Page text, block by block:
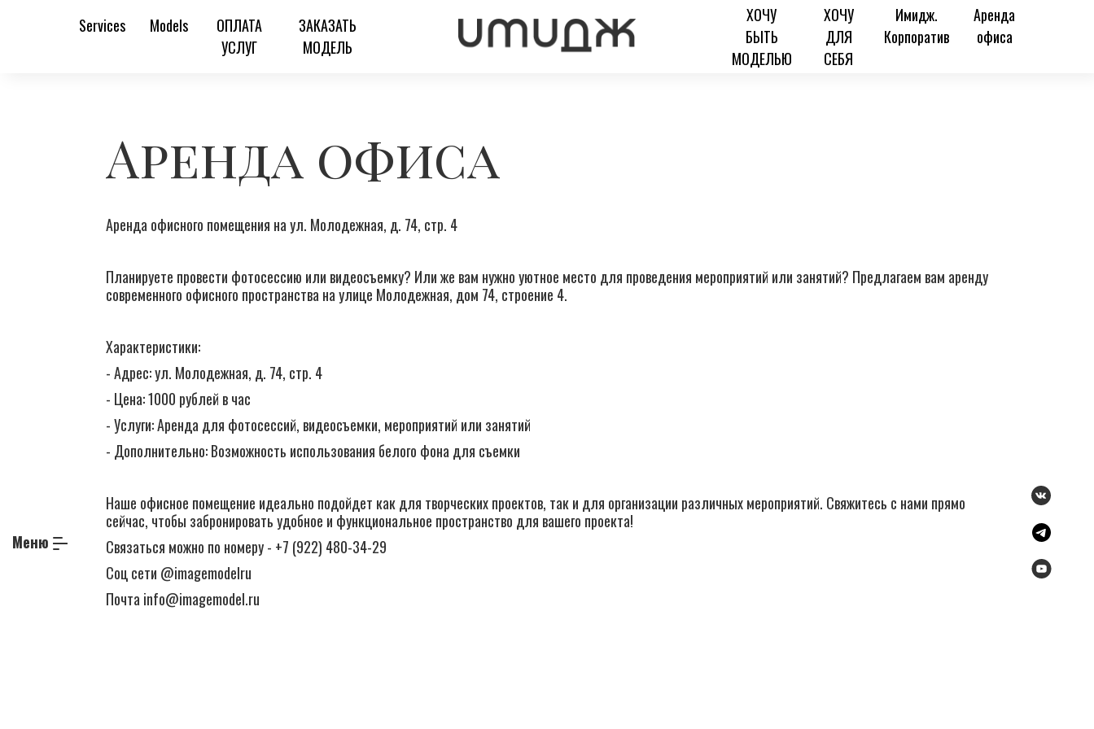
Services Models
ОПЛАТА
УСЛУГ
ЗАКАЗАТЬ
МОДЕЛЬ
ХОЧУ
БЫТЬ
МОДЕЛЬЮ
ХОЧУ
ДЛЯ
СЕБЯ
Имидж.
Корпоратив
Аренда
офиса
Меню
Аренда офиса
Аренда офисного помещения на ул. Молодежная, д. 74, стр. 4
Планируете провести фотосессию или видеосъемку? Или же вам нужно уютное место для проведения мероприятий или занятий? Предлагаем вам аренду
современного офисного пространства на улице Молодежная, дом 74, строение 4.
Характеристики:
- Адрес: ул. Молодежная, д. 74, стр. 4
- Цена: 1000 рублей в час
- Услуги: Аренда для фотосессий, видеосъемки, мероприятий или занятий
- Дополнительно: Возможность использования белого фона для съемки
Наше офисное помещение идеально подойдет как для творческих проектов, так и для организации различных мероприятий. Свяжитесь с нами прямо
сейчас, чтобы забронировать удобное и функциональное пространство для вашего проекта!
Связаться можно по номеру - +7 (922) 480-34-29
Соц сети @imagemodelru
Почта info@imagemodel.ru